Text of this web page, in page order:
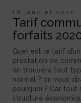
16 janvier 2020
Tarif
forfaits
Quel est le tarif
prestation de
on trouvera tout
normal ? on vous
pourquoi ? Car
structure